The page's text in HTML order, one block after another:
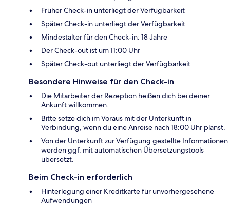
Früher Check-in unterliegt der Verfügbarkeit
Später Check-in unterliegt der Verfügbarkeit
Mindestalter für den Check-in: 18 Jahre
Der Check-out ist um 11:00 Uhr
Später Check-out unterliegt der Verfügbarkeit
Besondere Hinweise für den Check-in
Die Mitarbeiter der Rezeption heißen dich bei deiner
Ankunft willkommen.
Bitte setze dich im Voraus mit der Unterkunft in
Verbindung, wenn du eine Anreise nach 18:00 Uhr planst.
Von der Unterkunft zur Verfügung gestellte Informationen
werden ggf. mit automatischen Übersetzungstools
übersetzt.
Beim Check-in erforderlich
Hinterlegung einer Kreditkarte für unvorhergesehene
Aufwendungen